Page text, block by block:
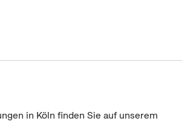
in Köln finden Sie auf unserem